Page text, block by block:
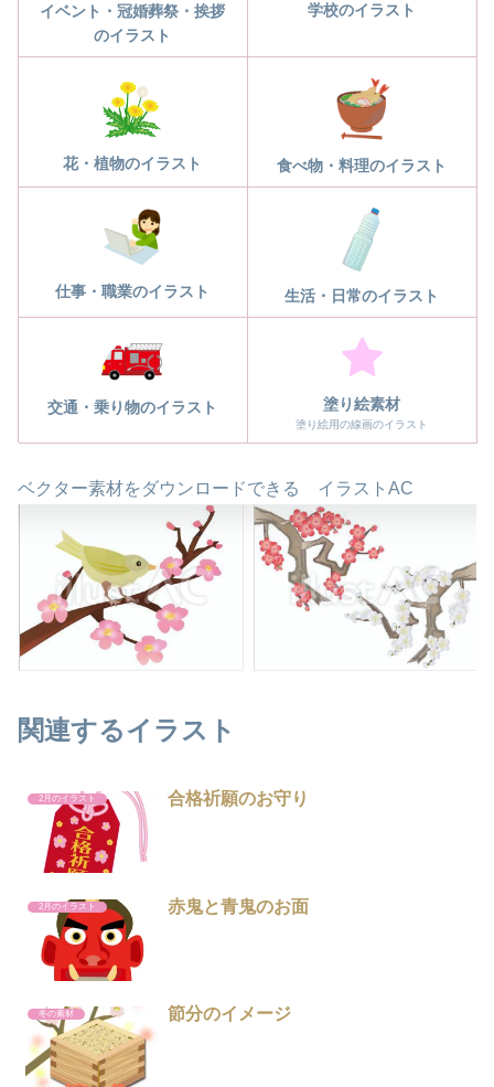
イベント・冠婚葬祭・挨拶
のイラスト
学校のイラスト
花・植物のイラスト 食べ物・料理のイラスト
仕事・職業のイラスト 生活・日常のイラスト
交通・乗り物のイラスト 塗り絵素材
塗り絵用の線画のイラスト
ベクター素材をダウンロードできる イラストAC
関連するイラスト
2月のイラスト 合格祈願のお守り
2月のイラスト 赤鬼と青鬼のお面
冬の素材 節分のイメージ